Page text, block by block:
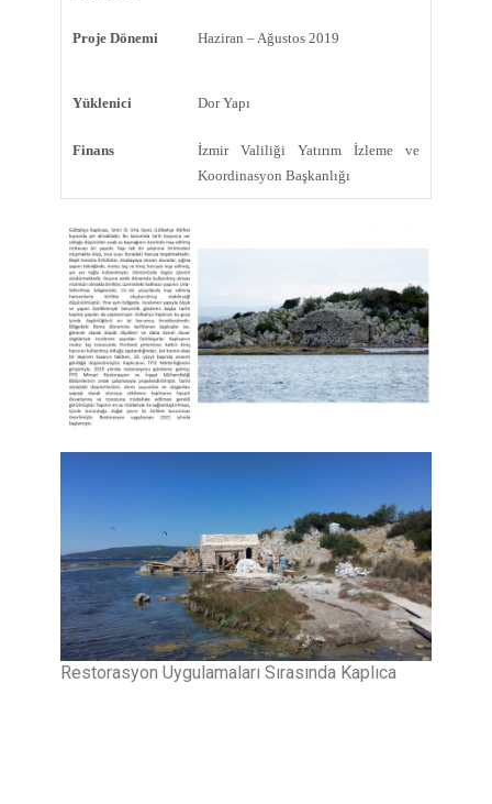
Proje Dönemi Haziran – Ağustos 2019
Yüklenici Dor Yapı
Finans
İzmir Valiliği Yatırım İzleme ve
Koordinasyon Başkanlığı
Restorasyon Uygulamaları Sırasında Kaplıca